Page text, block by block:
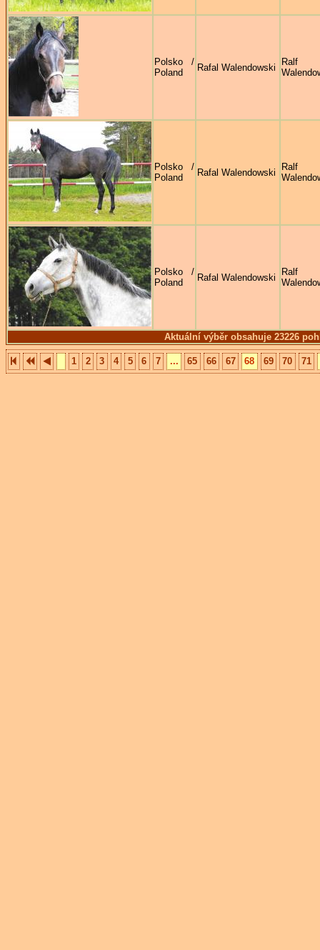
Aktuální výběr obsahuje 23226
Polsko /
Poland
Rafal Walendowski
Ralf
Polsko /
Poland
Rafal Walendowski
Ralf
Polsko /
Poland
Rafal Walendowski
Ralf
1 2 3 4 5 6 7 ... 65 66 67 68 69 70 71